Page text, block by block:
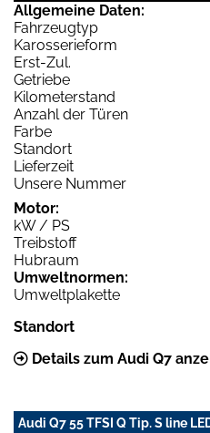
Allgemeine Daten:
Fahrzeugtyp
Karosserieform
Erst-Zul.
Getriebe
Kilometerstand
Anzahl der Türen
Farbe
Standort
Lieferzeit
Unsere Nummer
Motor:
kW / PS
Treibstoff
Hubraum
Umweltnormen:
Umweltplakette
Standort
Details zum Audi Q7
Audi Q7 55 TFSI Q Tip. S line